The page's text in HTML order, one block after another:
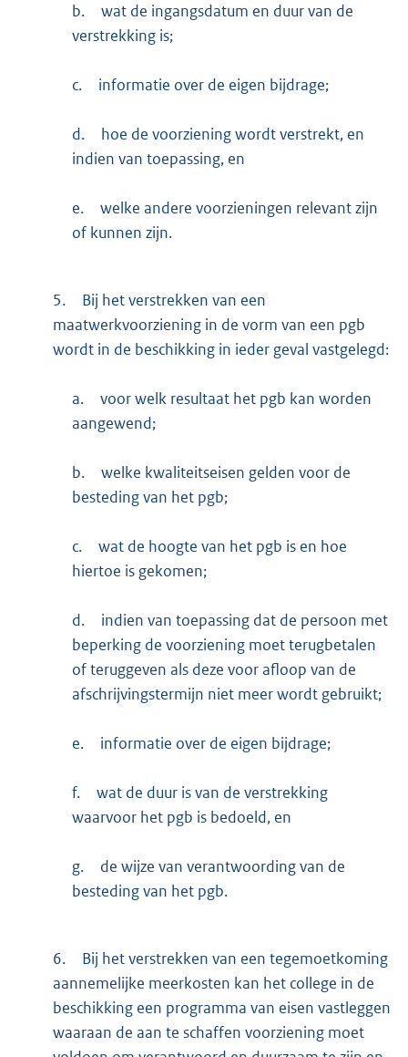
b.
wat de ingangsdatum en duur van de
verstrekking is;
c. informatie over de eigen bijdrage;
d.
hoe de voorziening wordt verstrekt, en
indien van toepassing, en
e.
welke andere voorzieningen relevant zijn
of kunnen zijn.
5.
Bij het verstrekken van een
maatwerkvoorziening in de vorm van een pgb
wordt in de beschikking in ieder geval vastgelegd:
a.
voor welk resultaat het pgb kan worden
aangewend;
b.
welke kwaliteitseisen gelden voor de
besteding van het pgb;
c.
wat de hoogte van het pgb is en hoe
hiertoe is gekomen;
d.
indien van toepassing dat de persoon met
beperking de voorziening moet terugbetalen
of teruggeven als deze voor afloop van de
afschrijvingstermijn niet meer wordt gebruikt;
e. informatie over de eigen bijdrage;
f.
wat de duur is van de verstrekking
waarvoor het pgb is bedoeld, en
g.
de wijze van verantwoording van de
besteding van het pgb.
6.
Bij het verstrekken van een tegemoetkoming
aannemelijke meerkosten kan het college in de
beschikking een programma van eisen vastleggen
waaraan de aan te schaffen voorziening moet